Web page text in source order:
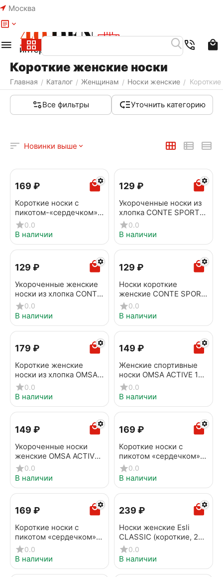
Москва
Короткие женские носки
Главная / Каталог / Женщинам / Носки женские / Короткие
Все фильтры Уточнить категорию
Новинки выше
‍169‍ ₽
Короткие носки с
пикотом-«сердечком»
CONTE ACTIVE 221
серый
0.0
В наличии
‍129‍ ₽
Укороченные носки из
хлопка CONTE SPORT
1133 серый
0.0
В наличии
‍129‍ ₽
Укороченные женские
носки из хлопка CONTE
SPORT 1133 белый
0.0
В наличии
‍129‍ ₽
Носки короткие
женские CONTE SPORT
1133 пепельно-розовый
0.0
В наличии
‍179‍ ₽
Короткие женские
носки из хлопка OMSA
ACTIVE 155 menta
0.0
В наличии
‍149‍ ₽
Женские спортивные
носки OMSA ACTIVE 151
Bianco
0.0
В наличии
‍149‍ ₽
Укороченные носки
женские OMSA ACTIVE
154 Rosso
0.0
В наличии
‍169‍ ₽
Короткие носки с
пикотом «сердечком»
ACTIVE 221 светло-
серый
0.0
В наличии
‍169‍ ₽
Короткие носки с
пикотом «сердечком»
ACTIVE 221 белый-
пепельно-розовый
0.0
В наличии
‍239‍ ₽
Носки женские Esli
CLASSIC (короткие, 2
пары) 802 черный-
серый
0.0
В наличии
Меню